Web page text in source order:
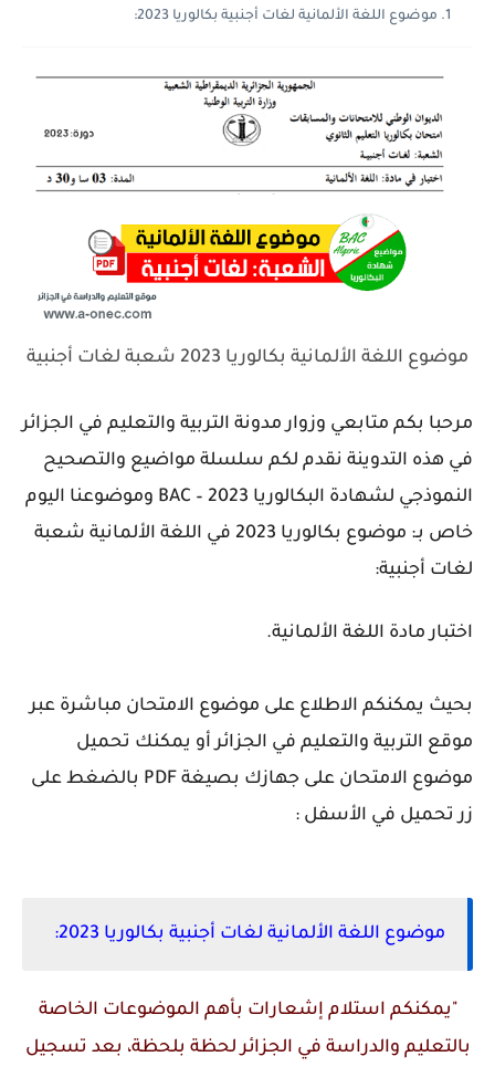
موضوع اللغة الألمانية لغات أجنبية بكالوريا 2023:
موضوع اللغة الألمانية بكالوريا 2023 شعبة لغات أجنبية
مرحبا بكم متابعي وزوار مدونة التربية والتعليم في الجزائر
في هذه التدوينة نقدم لكم سلسلة مواضيع والتصحيح
النموذجي لشهادة البكالوريا 2023 – BAC وموضوعنا اليوم
خاص بـ: موضوع بكالوريا 2023 في اللغة الألمانية شعبة
لغات أجنبية:
اختبار مادة اللغة الألمانية.
بحيث يمكنكم الاطلاع على موضوع الامتحان مباشرة عبر
موقع التربية والتعليم في الجزائر أو يمكنك تحميل
موضوع الامتحان على جهازك بصيغة PDF بالضغط على
زر تحميل في الأسفل :
موضوع اللغة الألمانية لغات أجنبية بكالوريا 2023:
"يمكنكم استلام إشعارات بأهم الموضوعات الخاصة
بالتعليم والدراسة في الجزائر لحظة بلحظة، بعد تسجيل